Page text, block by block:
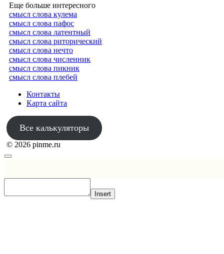
Еще больше интересного
смысл слова кулема
смысл слова пафос
смысл слова латентный
смысл слова риторический
смысл слова нечто
смысл слова численник
смысл слова пикник
смысл слова плебей
Контакты
Карта сайта
Все калькуляторы
© 2026 pinme.ru
Insert